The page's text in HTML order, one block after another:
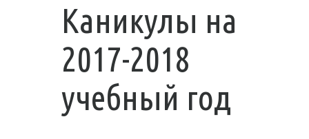
Каникулы на
2017-2018
учебный год